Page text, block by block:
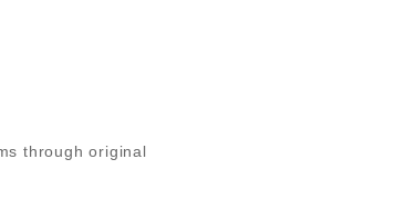
through original